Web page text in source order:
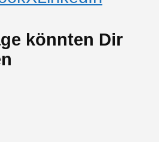
könnten Dir